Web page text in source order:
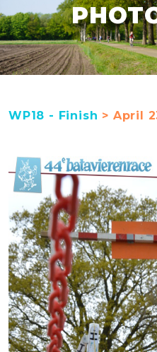
WP18 - Finish > April